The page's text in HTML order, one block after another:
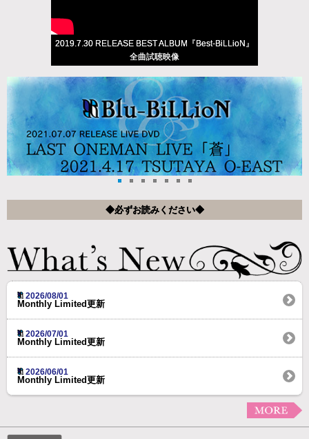
2019.7.30 RELEASE BEST ALBUM『Best-BiLLioN』
全曲試聴映像
◆必ずお読みください◆
2026/08/01
Monthly Limited更新
2026/07/01
Monthly Limited更新
2026/06/01
Monthly Limited更新